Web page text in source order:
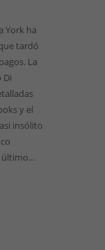
York ha
tardó
La
Di
y el
insólito